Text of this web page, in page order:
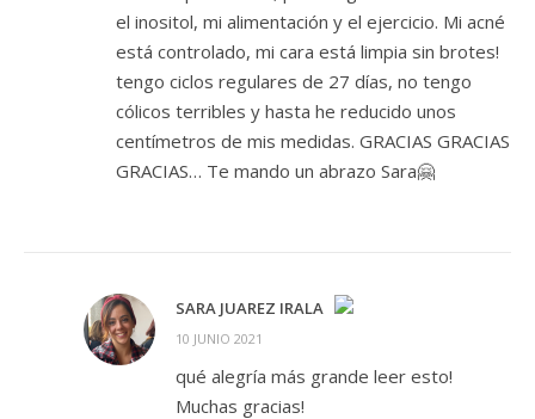
el inositol, mi alimentación y el ejercicio. Mi acné
está controlado, mi cara está limpia sin brotes!
tengo ciclos regulares de 27 días, no tengo
cólicos terribles y hasta he reducido unos
centímetros de mis medidas. GRACIAS GRACIAS
GRACIAS… Te mando un abrazo Sara🤗
SARA JUAREZ IRALA
¡LA INSIGNIA DE LA «PERSONA REAL»!
ANTI-SPAM BY CLEANTALK
10 JUNIO 2021
qué alegría más grande leer esto!
Muchas gracias!